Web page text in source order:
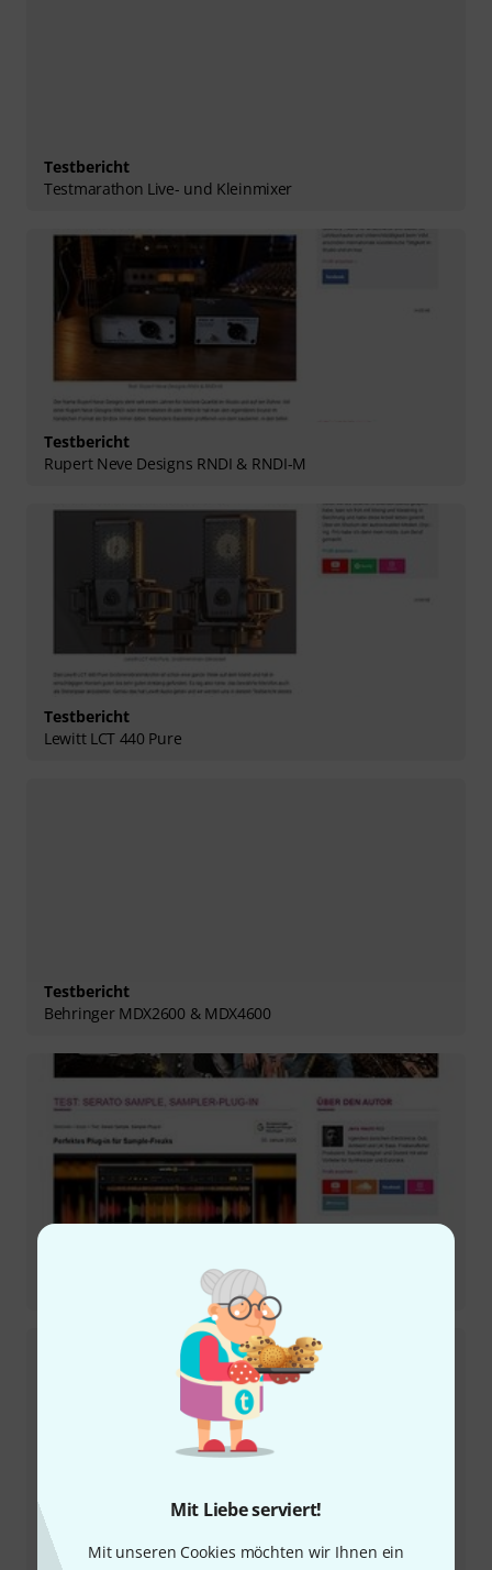
Mit Liebe serviert!
Mit unseren Cookies möchten wir Ihnen ein
Testbericht
Testmarathon Live- und Kleinmixer
Testbericht
Rupert Neve Designs RNDI & RNDI-M
Testbericht
Lewitt LCT 440 Pure
Testbericht
Behringer MDX2600 & MDX4600
Testbericht
PMC Result6